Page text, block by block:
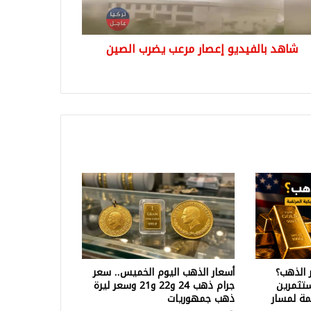
شاهد بالفيديو إعصار مرعب يضرب الصين
الذهب؟
لمسار
أسعار الذهب اليوم الخميس.. سعر
جرام ذهب 24 و22 و21 وسعر ليرة
ذهب جمهوريات